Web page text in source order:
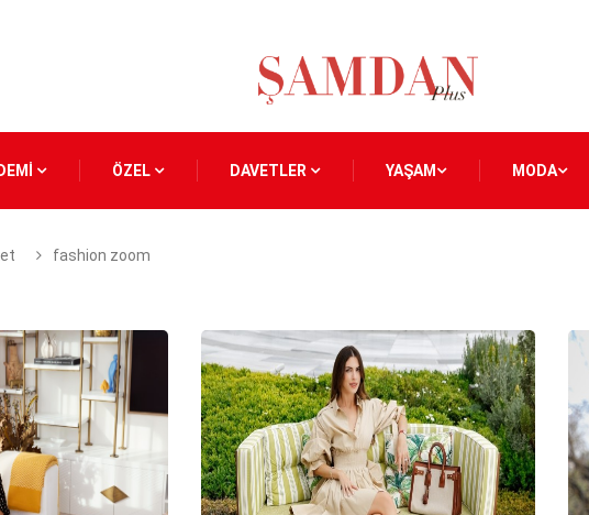
ÖZEL DAVETLER YAŞAM MODA
fashion zoom